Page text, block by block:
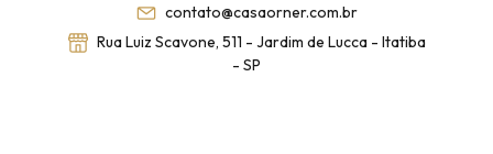
contato@casaorner.com.br
Rua Luiz Scavone, 511 - Jardim de Lucca - Itatiba
- SP